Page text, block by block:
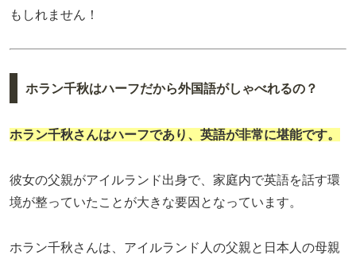
もしれません！
ホラン千秋はハーフだから外国語がしゃべれるの？
ホラン千秋さんはハーフであり、英語が非常に堪能です。
彼女の父親がアイルランド出身で、家庭内で英語を話す環
境が整っていたことが大きな要因となっています。
ホラン千秋さんは、アイルランド人の父親と日本人の母親